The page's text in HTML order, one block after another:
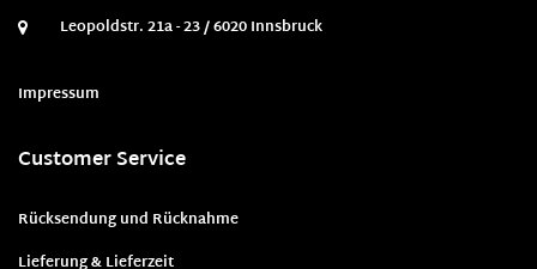
Leopoldstr. 21a - 23 / 6020 Innsbruck
Impressum
Customer Service
Rücksendung und Rücknahme
Lieferung & Lieferzeit